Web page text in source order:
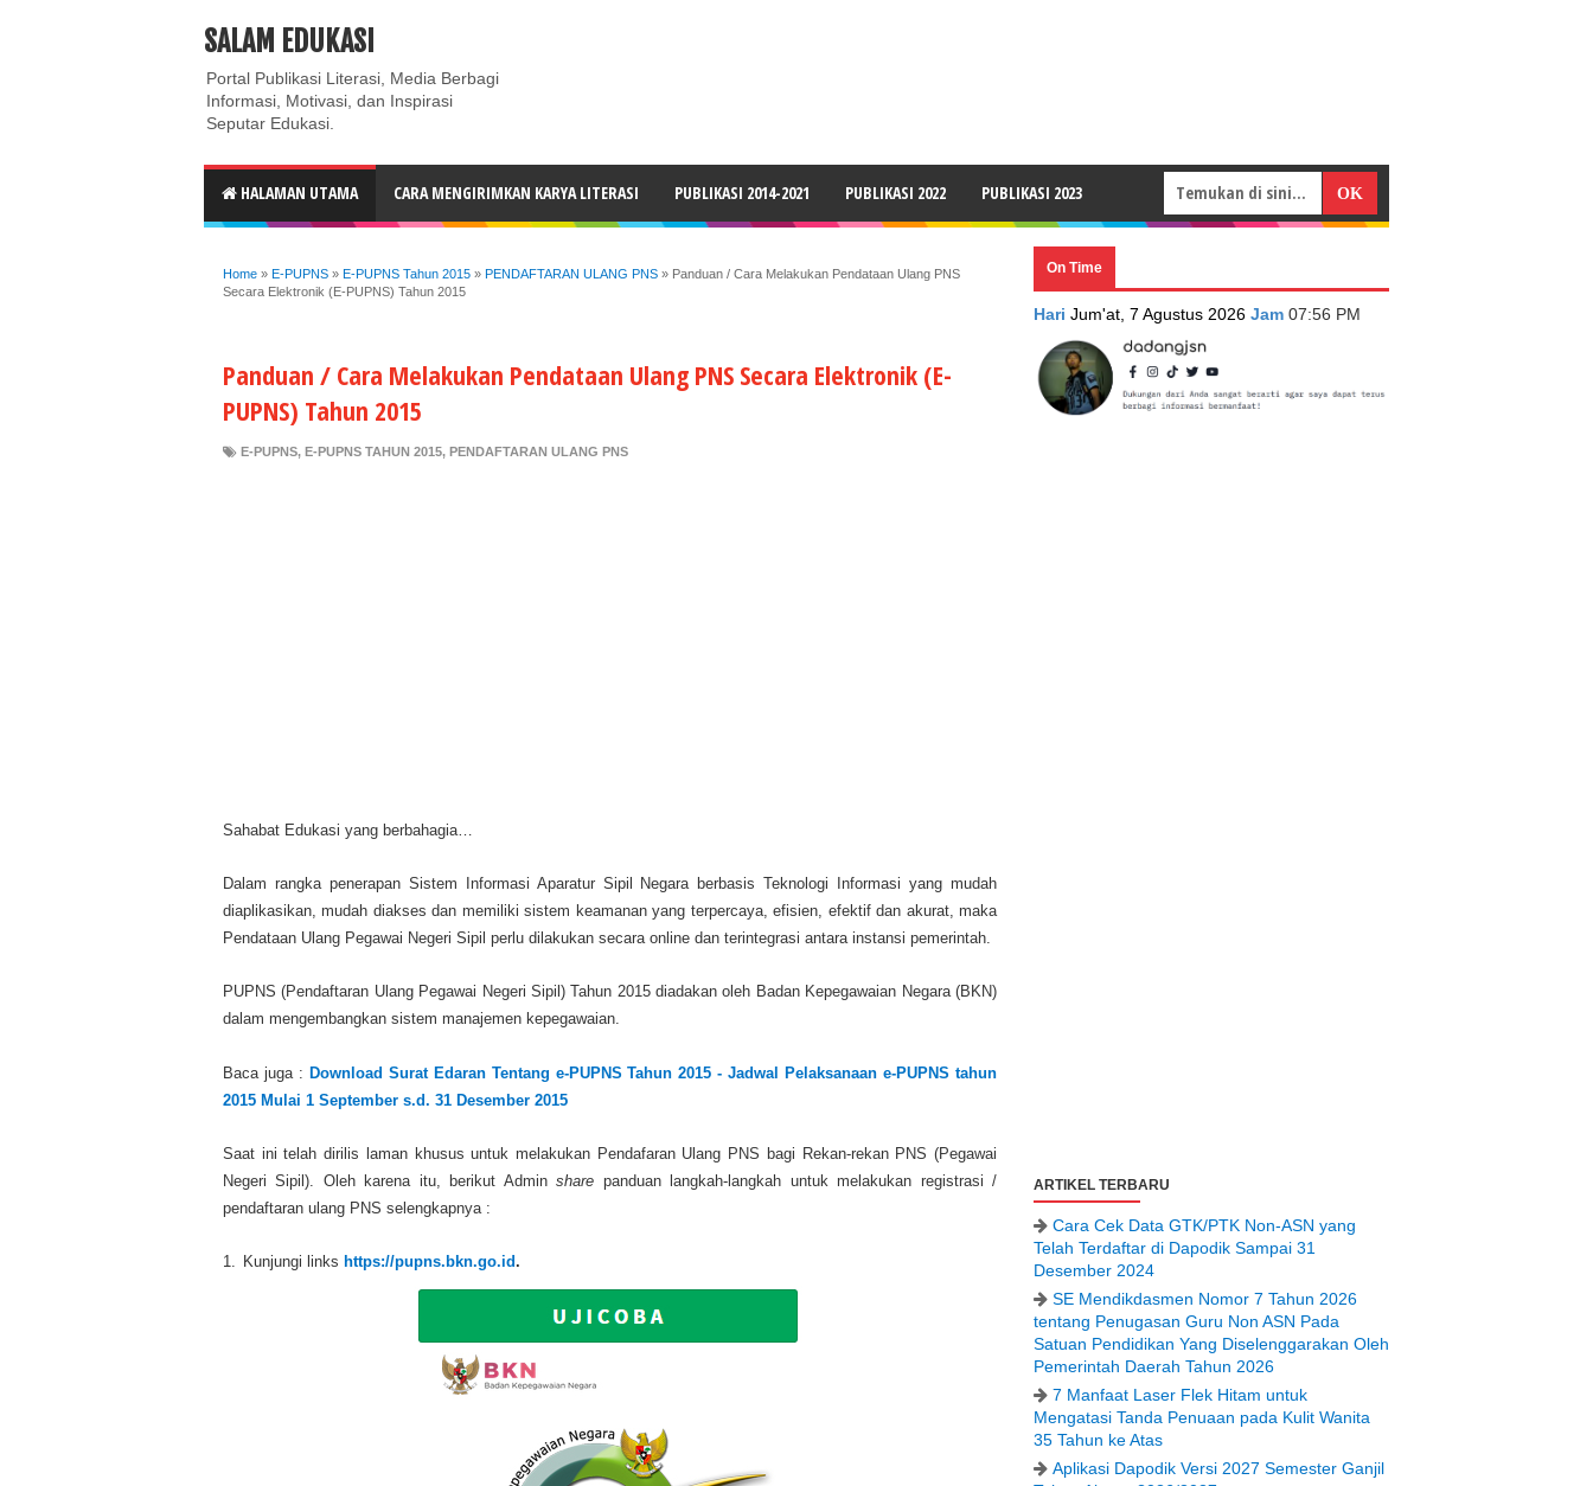
ABOUT CONTACT US
SALAM EDUKASI
Portal Publikasi Literasi, Media Berbagi
Informasi, Motivasi, dan Inspirasi
Seputar Edukasi.
HALAMAN UTAMA CARA MENGIRIMKAN KARYA LITERASI PUBLIKASI 2014-2021 PUBLIKASI 2022 PUBLIKASI 2023
Home » E-PUPNS » E-PUPNS Tahun 2015 » PENDAFTARAN ULANG PNS » Panduan / Cara Melakukan Pendataan Ulang PNS
Secara Elektronik (E-PUPNS) Tahun 2015
Panduan / Cara Melakukan Pendataan Ulang PNS Secara Elektronik (E-
PUPNS) Tahun 2015
E-PUPNS, E-PUPNS TAHUN 2015, PENDAFTARAN ULANG PNS
Sahabat Edukasi yang berbahagia…
Dalam rangka penerapan Sistem Informasi Aparatur Sipil Negara berbasis Teknologi Informasi yang mudah
diaplikasikan, mudah diakses dan memiliki sistem keamanan yang terpercaya, efisien, efektif dan akurat, maka
Pendataan Ulang Pegawai Negeri Sipil perlu dilakukan secara online dan terintegrasi antara instansi pemerintah.
PUPNS (Pendaftaran Ulang Pegawai Negeri Sipil) Tahun 2015 diadakan oleh Badan Kepegawaian Negara (BKN)
dalam mengembangkan sistem manajemen kepegawaian.
Baca juga : Download Surat Edaran Tentang e-PUPNS Tahun 2015 - Jadwal Pelaksanaan e-PUPNS tahun
2015 Mulai 1 September s.d. 31 Desember 2015
Saat ini telah dirilis laman khusus untuk melakukan Pendafaran Ulang PNS bagi Rekan-rekan PNS (Pegawai
Negeri Sipil). Oleh karena itu, berikut Adminshare panduan langkah-langkah untuk melakukan registrasi /
pendaftaran ulang PNS selengkapnya :
1. Kunjungi links https://pupns.bkn.go.id.
On Time
Hari Jum'at, 7 Agustus 2026 Jam 07:56 PM
ARTIKEL TERBARU
Cara Cek Data GTK/PTK Non-ASN yang
Telah Terdaftar di Dapodik Sampai 31
Desember 2024
SE Mendikdasmen Nomor 7 Tahun 2026
tentang Penugasan Guru Non ASN Pada
Satuan Pendidikan Yang Diselenggarakan Oleh
Pemerintah Daerah Tahun 2026
7 Manfaat Laser Flek Hitam untuk
Mengatasi Tanda Penuaan pada Kulit Wanita
35 Tahun ke Atas
Aplikasi Dapodik Versi 2027 Semester Ganjil